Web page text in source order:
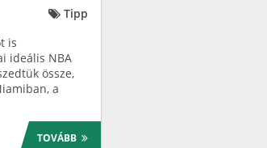
Tipp
is
ideális NBA
össze,
a
TOVÁBB